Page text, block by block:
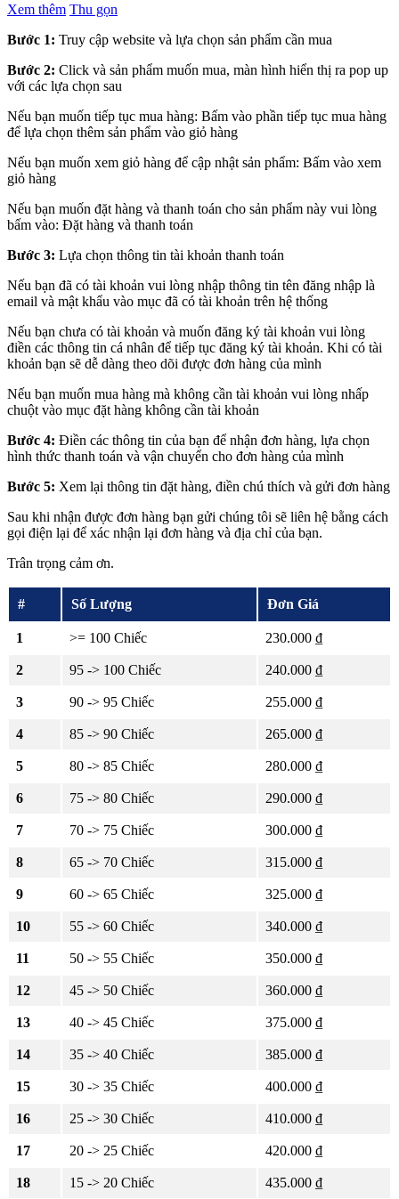
Xem thêm Thu gọn
Bước 1: Truy cập website và lựa chọn sản phẩm cần mua
Bước 2: Click và sản phẩm muốn mua, màn hình hiển thị ra pop up
với các lựa chọn sau
Nếu bạn muốn tiếp tục mua hàng: Bấm vào phần tiếp tục mua hàng
để lựa chọn thêm sản phẩm vào giỏ hàng
Nếu bạn muốn xem giỏ hàng để cập nhật sản phẩm: Bấm vào xem
giỏ hàng
Nếu bạn muốn đặt hàng và thanh toán cho sản phẩm này vui lòng
bấm vào: Đặt hàng và thanh toán
Bước 3: Lựa chọn thông tin tài khoản thanh toán
Nếu bạn đã có tài khoản vui lòng nhập thông tin tên đăng nhập là
email và mật khẩu vào mục đã có tài khoản trên hệ thống
Nếu bạn chưa có tài khoản và muốn đăng ký tài khoản vui lòng
điền các thông tin cá nhân để tiếp tục đăng ký tài khoản. Khi có tài
khoản bạn sẽ dễ dàng theo dõi được đơn hàng của mình
Nếu bạn muốn mua hàng mà không cần tài khoản vui lòng nhấp
chuột vào mục đặt hàng không cần tài khoản
Bước 4: Điền các thông tin của bạn để nhận đơn hàng, lựa chọn
hình thức thanh toán và vận chuyển cho đơn hàng của mình
Bước 5: Xem lại thông tin đặt hàng, điền chú thích và gửi đơn hàng
Sau khi nhận được đơn hàng bạn gửi chúng tôi sẽ liên hệ bằng cách
gọi điện lại để xác nhận lại đơn hàng và địa chỉ của bạn.
Trân trọng cảm ơn.
# Số Lượng Đơn Giá
1 >= 100 Chiếc 230.000 ₫
2 95 -> 100 Chiếc 240.000 ₫
3 90 -> 95 Chiếc 255.000 ₫
4 85 -> 90 Chiếc 265.000 ₫
5 80 -> 85 Chiếc 280.000 ₫
6 75 -> 80 Chiếc 290.000 ₫
7 70 -> 75 Chiếc 300.000 ₫
8 65 -> 70 Chiếc 315.000 ₫
9 60 -> 65 Chiếc 325.000 ₫
10 55 -> 60 Chiếc 340.000 ₫
11 50 -> 55 Chiếc 350.000 ₫
12 45 -> 50 Chiếc 360.000 ₫
13 40 -> 45 Chiếc 375.000 ₫
14 35 -> 40 Chiếc 385.000 ₫
15 30 -> 35 Chiếc 400.000 ₫
16 25 -> 30 Chiếc 410.000 ₫
17 20 -> 25 Chiếc 420.000 ₫
18 15 -> 20 Chiếc 435.000 ₫